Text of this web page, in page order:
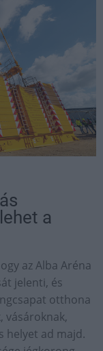
a
az Alba Aréna
jelenti, és
otthona
vásároknak,
helyet ad majd.